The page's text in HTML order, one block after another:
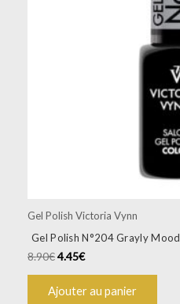
Gel Polish Victoria Vynn
Gel Polish N°204 Grayly Mood
8.90€4.45€
Ajouter au panier